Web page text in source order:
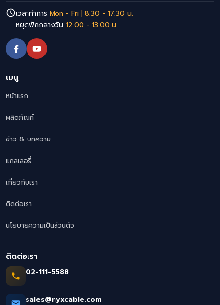
เวลาทำการ Mon - Fri | 8.30 - 17.30 น.
หยุดพักกลางวัน 12.00 - 13.00 น.
เมนู
หน้าแรก
ผลิตภัณฑ์
ข่าว & บทความ
แกลเลอรี่
เกี่ยวกับเรา
ติดต่อเรา
นโยบายความเป็นส่วนตัว
ติดต่อเรา
02-111-5588
sales@nyxcable.com